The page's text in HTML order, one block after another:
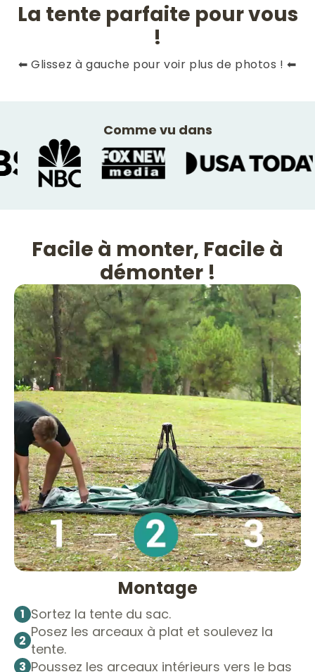
La tente parfaite pour vous
!
Slide1
⬅ Glissez à gauche pour voir plus de photos ! ⬅
Comme vu dans
Facile à monter, Facile à
démonter !
Montage
1 Sortez la tente du sac.
2 Posez les arceaux à plat et soulevez la
tente.
3 Poussez les arceaux intérieurs vers le bas